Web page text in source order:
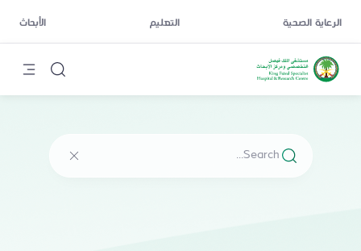
الرعاية الصحية التعليم الأبحاث